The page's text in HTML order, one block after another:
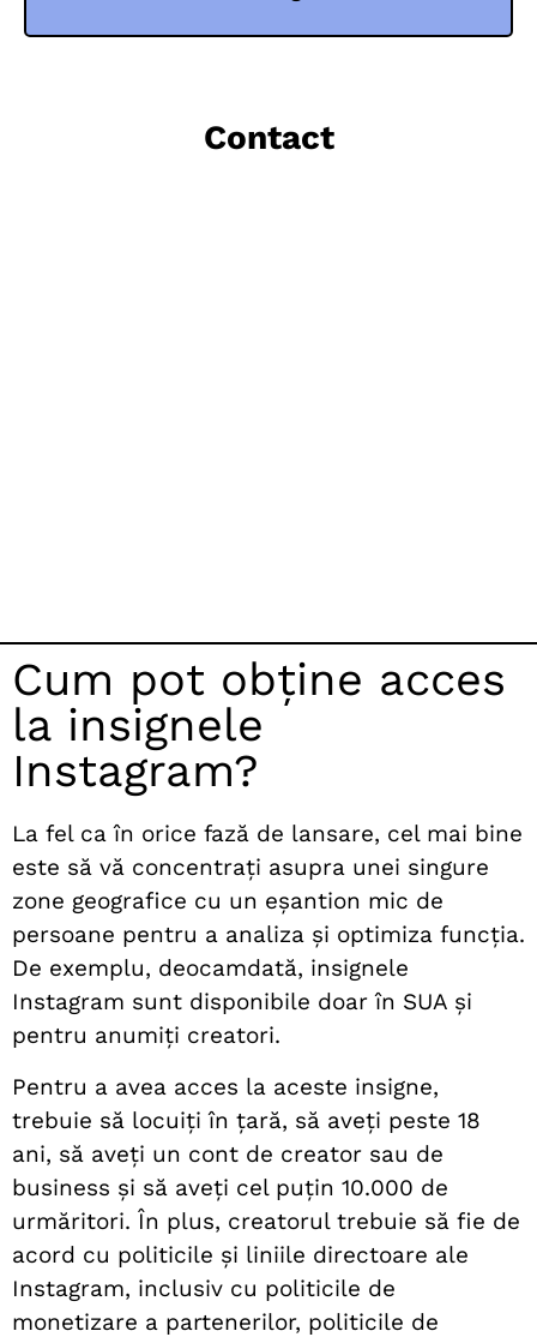
Contact
Cum pot obține acces
la insignele
Instagram?
La fel ca în orice fază de lansare, cel mai bine
este să vă concentrați asupra unei singure
zone geografice cu un eșantion mic de
persoane pentru a analiza și optimiza funcția.
De exemplu, deocamdată, insignele
Instagram sunt disponibile doar în SUA și
pentru anumiți creatori.
Pentru a avea acces la aceste insigne,
trebuie să locuiți în țară, să aveți peste 18
ani, să aveți un cont de creator sau de
business și să aveți cel puțin 10.000 de
urmăritori. În plus, creatorul trebuie să fie de
acord cu politicile și liniile directoare ale
Instagram, inclusiv cu politicile de
monetizare a partenerilor, politicile de